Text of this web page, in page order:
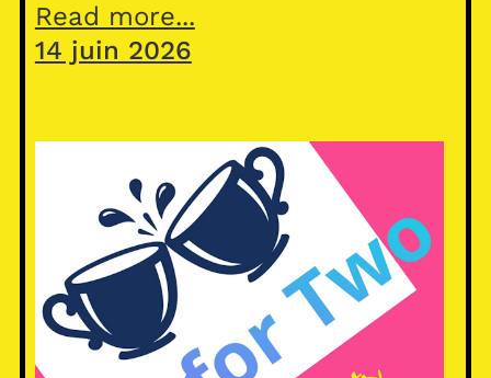
Read more...
14 juin 2026